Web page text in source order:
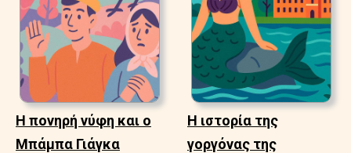
Η πονηρή νύφη και ο
Μπάμπα Γιάγκα
Η ιστορία της
γοργόνας της